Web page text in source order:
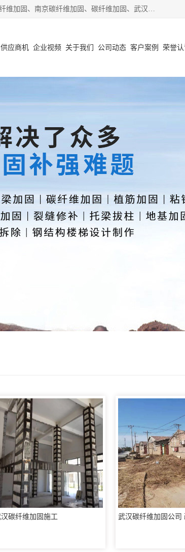
安徽泽西项目管理有限公司主营安徽合肥碳纤维加固、阜阳碳纤维加固、江西碳纤维加固、南京碳纤维加固、碳纤维加固、武汉碳纤维加固等业务，业务覆盖范围：安徽合肥、阜阳、江西、南京、武汉等区域。公司在钢筋混凝土结构改造加固、砌体结构改造加固、设计变更、结构改造加固、质量缺陷加固、地基加固等各加固改造领域具有优良的设计及施工经验。
供应商机 企业视频 关于我们 公司动态 客户案例 荣誉认
碳纤维加固施工 武汉碳纤维加固公司